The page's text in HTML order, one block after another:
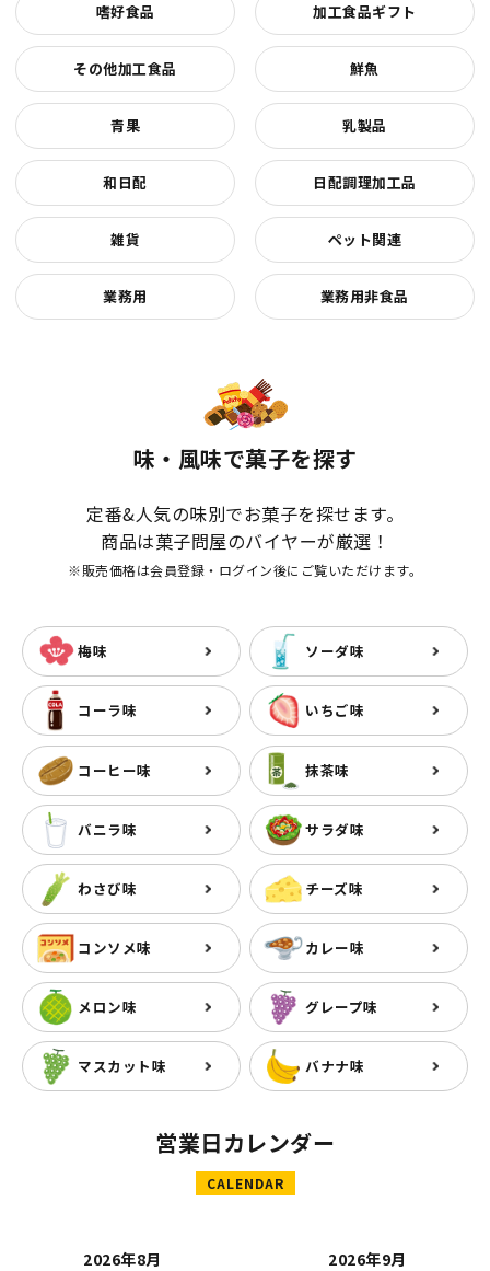
嗜好食品 加工食品ギフト
その他加工食品 鮮魚
青果 乳製品
和日配 日配調理加工品
雑貨 ペット関連
業務用 業務用非食品
味・風味で菓子を探す
定番&人気の味別でお菓子を探せます。
商品は菓子問屋のバイヤーが厳選！
※販売価格は会員登録・ログイン後にご覧いただけます。
梅味 ソーダ味
コーラ味 いちご味
コーヒー味 抹茶味
バニラ味 サラダ味
わさび味 チーズ味
コンソメ味 カレー味
メロン味 グレープ味
マスカット味 バナナ味
営業日カレンダー
CALENDAR
2026年8月
2026年9月